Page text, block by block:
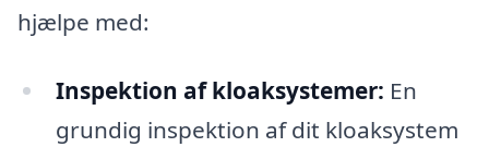
hjælpe med:
Inspektion af kloaksystemer: En
grundig inspektion af dit kloaksystem